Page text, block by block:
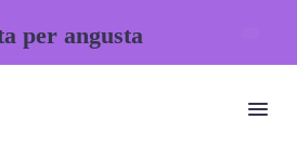
per angusta